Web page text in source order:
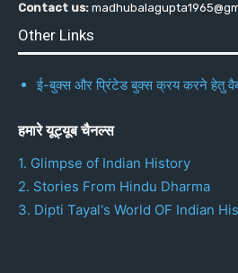
Contact us:
Other Links
ई-बुक्स और प्रिंटेड बुक्स क्रय करने हेतु
हमारे यूट्यूब चैनल्स
1. Glimpse of Indian History
2. Stories From Hindu Dharma
3. Dipti Tayal's World OF Indian